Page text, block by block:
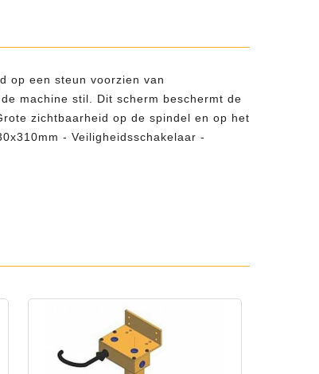
op een steun voorzien van
machine stil. Dit scherm beschermt de
zichtbaarheid op de spindel en op het
- Veiligheidsschakelaar -